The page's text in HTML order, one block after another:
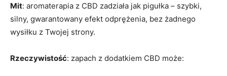
Mit: aromaterapia z CBD zadziała jak pigułka – szybki,
silny, gwarantowany efekt odprężenia, bez żadnego
wysiłku z Twojej strony.
Rzeczywistość: zapach z dodatkiem CBD może: